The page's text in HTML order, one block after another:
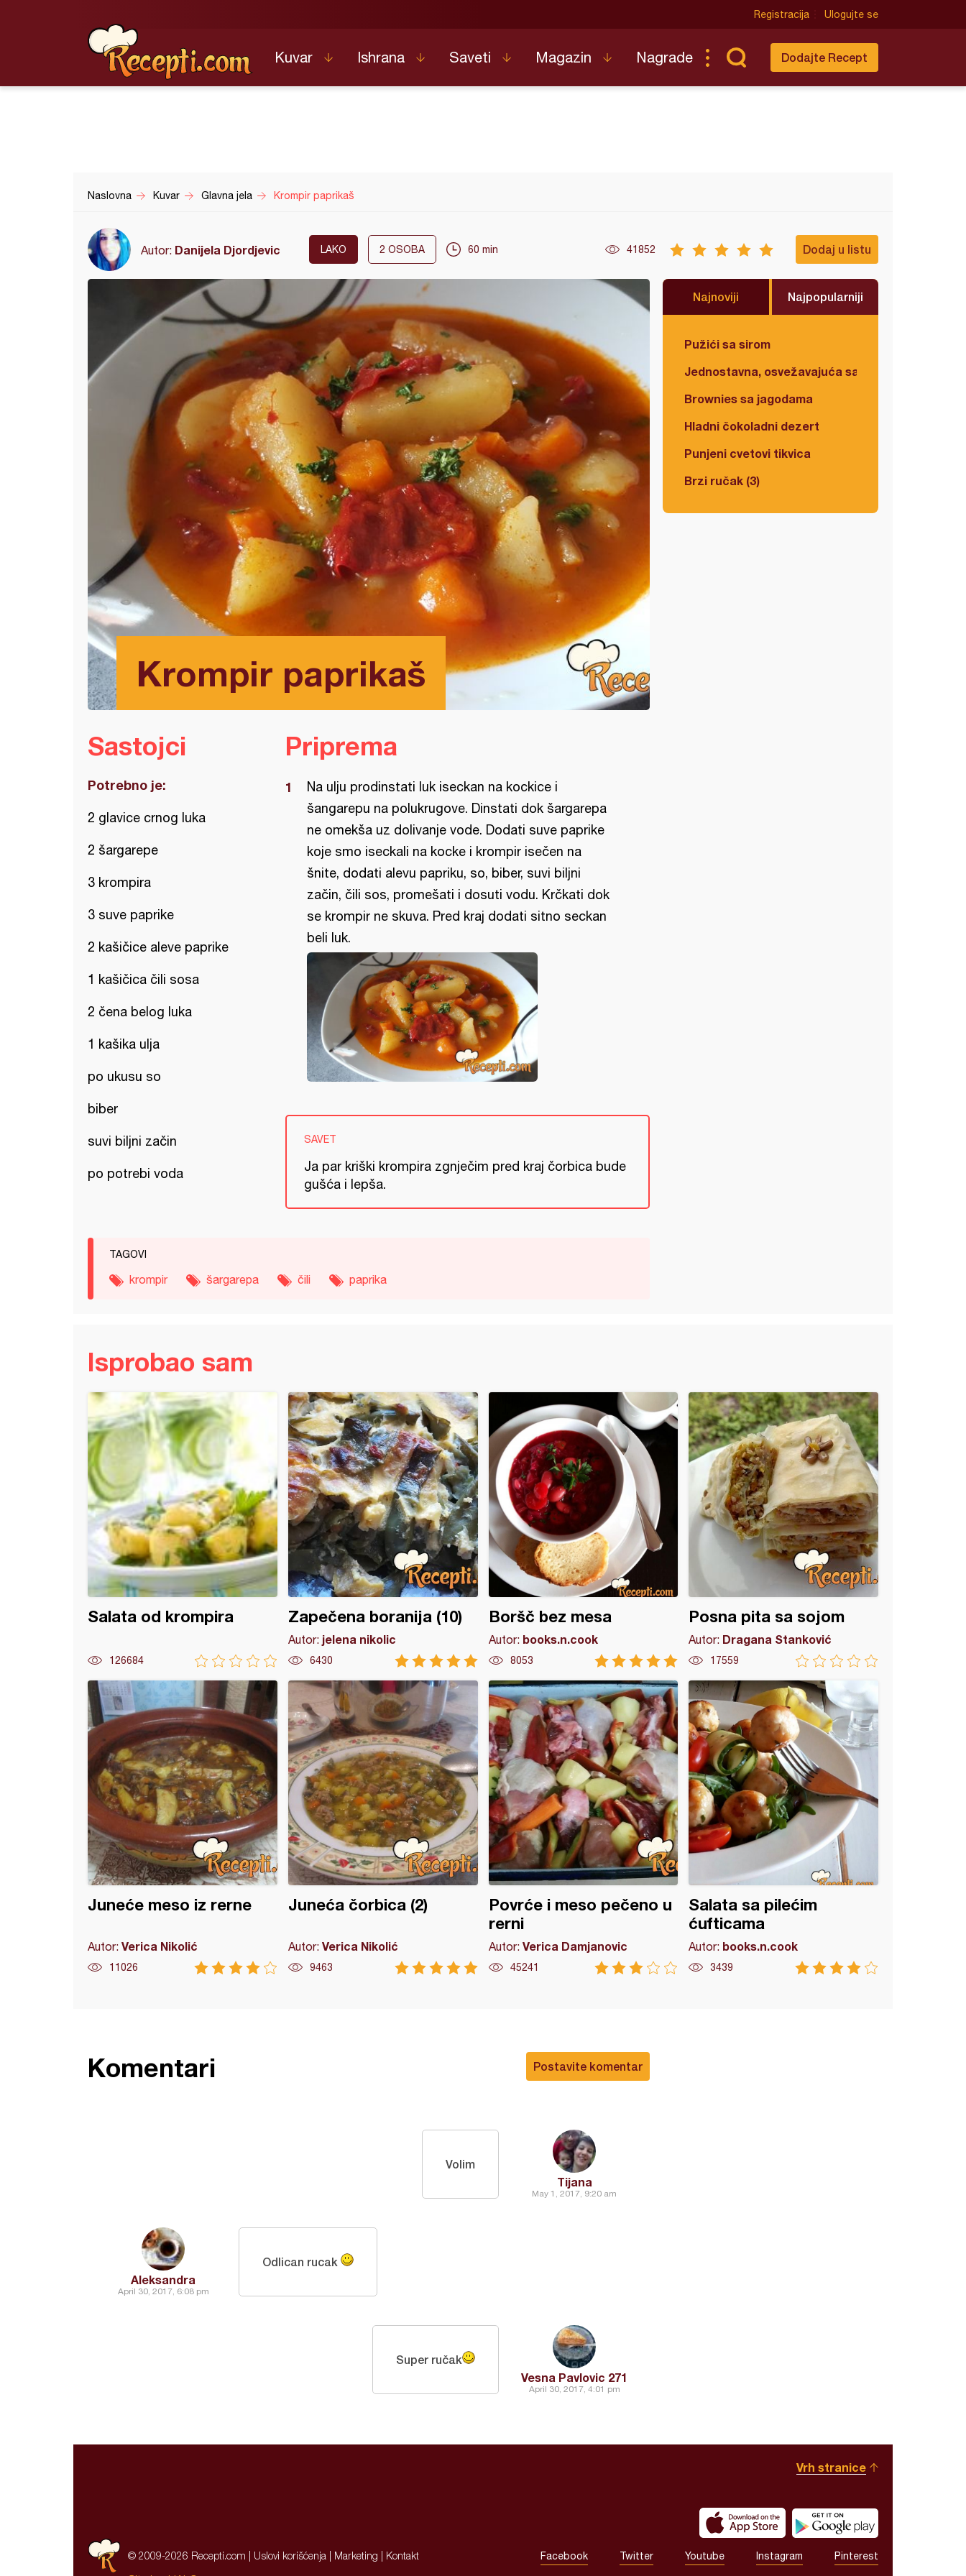
Registracija Ulogujte se
Kuvar Ishrana Saveti Magazin Nagrade Dodajte Recept
Naslovna Kuvar Glavna jela Krompir paprikaš
Autor: Danijela Djordjevic LAKO 2 OSOBA 60 min 41852 Dodaj u listu
Krompir paprikaš
Najnoviji Najpopularniji
Pužići sa sirom
Jednostavna, osvežavajuća salata
Brownies sa jagodama
Hladni čokoladni dezert
Punjeni cvetovi tikvica
Brzi ručak (3)
Sastojci
Potrebno je:
2 glavice crnog luka
2 šargarepe
3 krompira
3 suve paprike
2 kašičice aleve paprike
1 kašičica čili sosa
2 čena belog luka
1 kašika ulja
po ukusu so
biber
suvi biljni začin
po potrebi voda
Priprema
Na ulju prodinstati luk iseckan na kockice i
šangarepu na polukrugove. Dinstati dok šargarepa
ne omekša uz dolivanje vode. Dodati suve paprike
koje smo iseckali na kocke i krompir isečen na
šnite, dodati alevu papriku, so, biber, suvi biljni
začin, čili sos, promešati i dosuti vodu. Krčkati dok
se krompir ne skuva. Pred kraj dodati sitno seckan
beli luk.
SAVET
Ja par kriški krompira zgnječim pred kraj čorbica bude
gušća i lepša.
TAGOVI
krompir šargarepa čili paprika
Isprobao sam
Salata od krompira
126684
Zapečena boranija (10)
Autor: jelena nikolic
6430
Boršč bez mesa
Autor: books.n.cook
8053
Posna pita sa sojom
Autor: Dragana Stanković
17559
Juneće meso iz rerne
Autor: Verica Nikolić
11026
Juneća čorbica (2)
Autor: Verica Nikolić
9463
Povrće i meso pečeno u
rerni
Autor: Verica Damjanovic
45241
Salata sa pilećim
ćufticama
Autor: books.n.cook
3439
sa pilećim ćufticama
Postavite komentar
Komentari
Tijana
May 1, 2017, 9:20 am
Volim
Aleksandra
April 30, 2017, 6:08 pm
Odlican rucak
Vesna Pavlovic 271
April 30, 2017, 4:01 pm
Super ručak
Vrh stranice
© 2009-2026 Recepti.com | Uslovi korišćenja Marketing Kontakt Facebook Twitter Youtube Instagram Pinterest